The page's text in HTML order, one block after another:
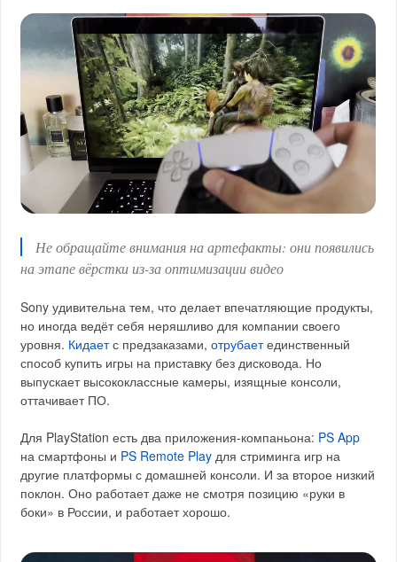
Не обращайте внимания на артефакты: они появились
на этапе вёрстки из-за оптимизации видео
Sony удивительна тем, что делает впечатляющие продукты,
но иногда ведёт себя неряшливо для компании своего
уровня. Кидаетс предзаказами,отрубаетединственный
способ купить игры на приставку без дисковода. Но
выпускает высококлассные камеры, изящные консоли,
оттачивает ПО.
Для PlayStation есть два приложения-компаньона: PS App
на смартфоны и PS Remote Play для стриминга игр на
другие платформы с домашней консоли. И за второе низкий
поклон. Оно работает даже не смотря позицию «руки в
боки» в России, и работает хорошо.